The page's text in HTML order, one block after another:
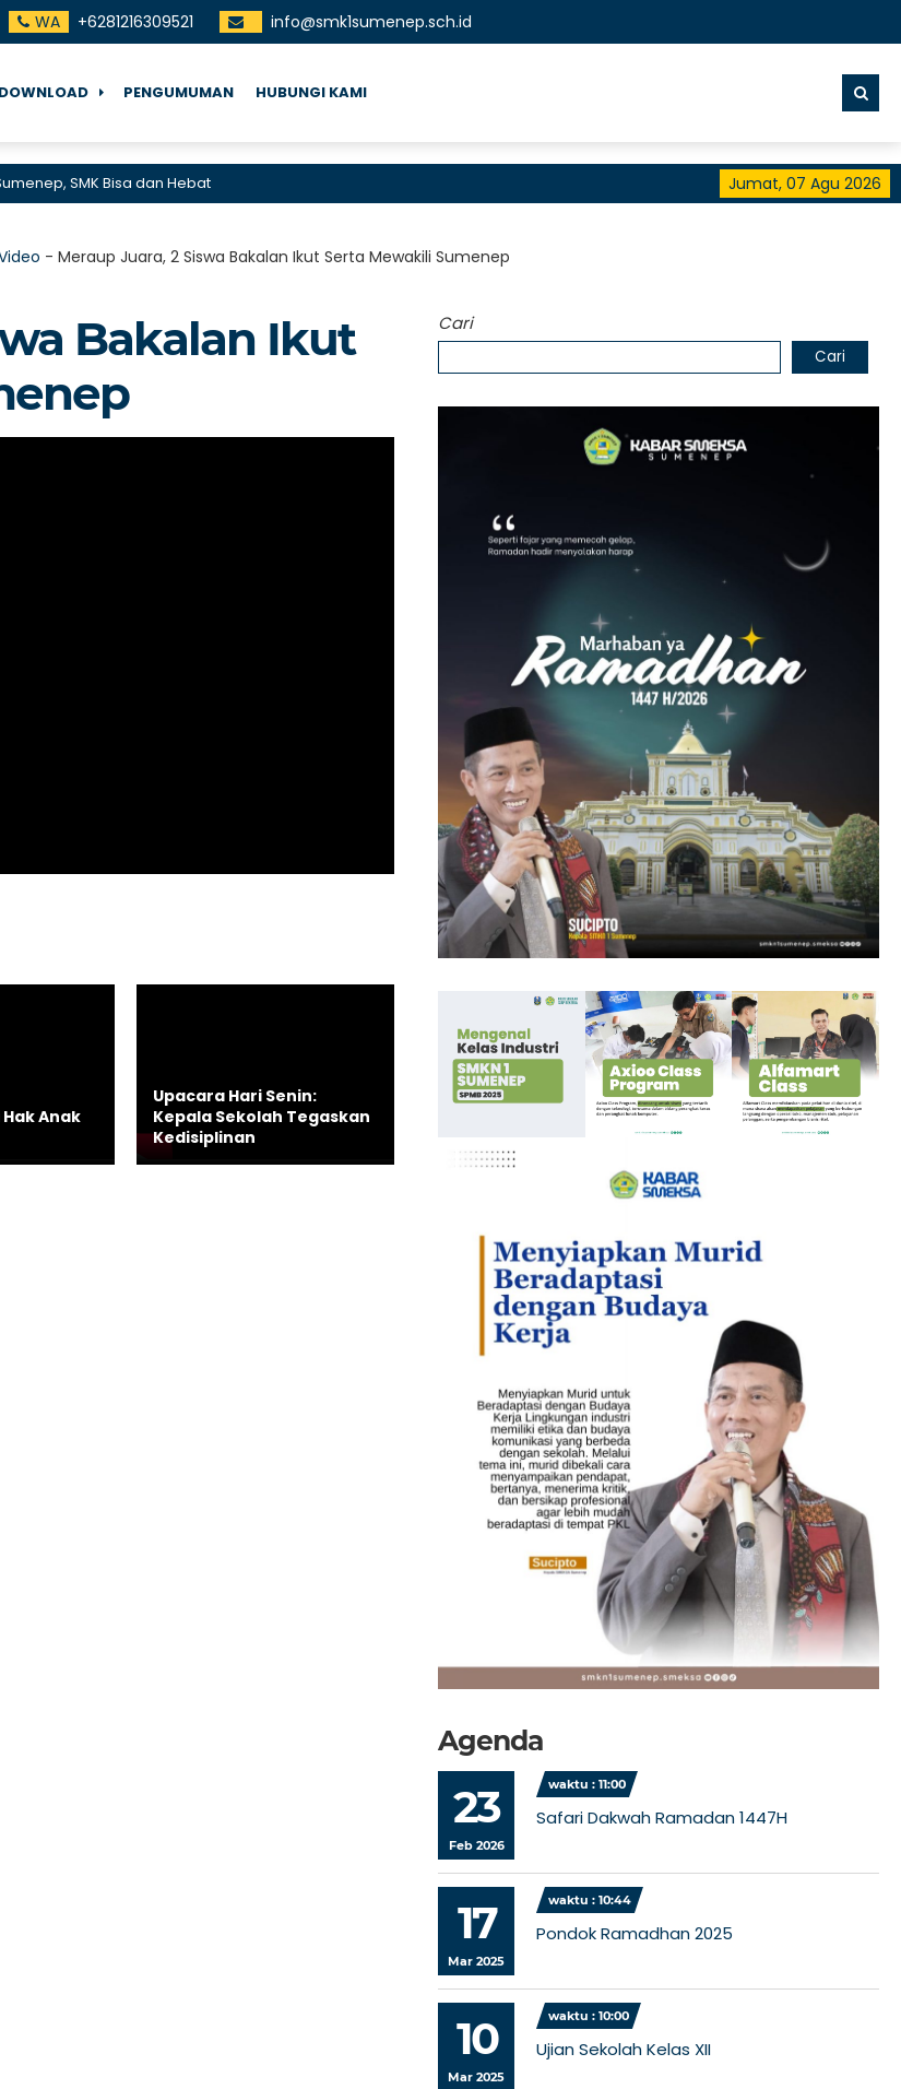
WA +6281216309521 info@smk1sumenep.sch.id
DOWNLOAD PENGUMUMAN HUBUNGI KAMI
Jumat, 07 Agu 2026
SMK Bisa dan Hebat
- Meraup Juara, 2 Siswa Bakalan Ikut Serta Mewakili Sumenep
Bakalan Ikut
Anak
Upacara Hari Senin:
Kepala Sekolah Tegaskan
Kedisiplinan
Cari
Cari
Agenda
23
Feb 2026
waktu : 11:00
Safari Dakwah Ramadan 1447H
17
Mar 2025
waktu : 10:44
Pondok Ramadhan 2025
10
Mar 2025
waktu : 10:00
Ujian Sekolah Kelas XII